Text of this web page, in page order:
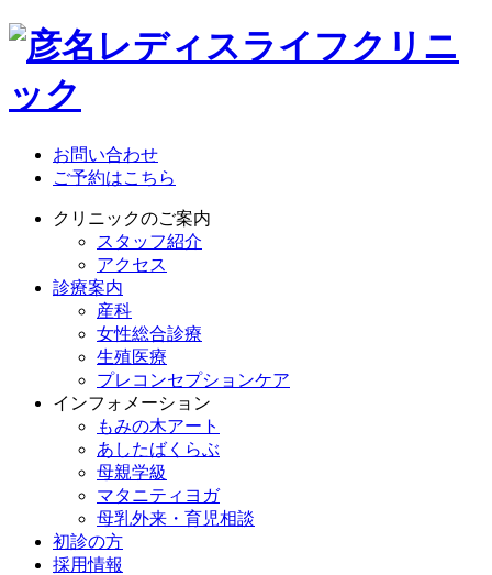
お問い合わせ
ご予約はこちら
クリニックのご案内
スタッフ紹介
アクセス
診療案内
産科
女性総合診療
生殖医療
プレコンセプションケア
インフォメーション
もみの木アート
あしたばくらぶ
母親学級
マタニティヨガ
母乳外来・育児相談
初診の方
採用情報